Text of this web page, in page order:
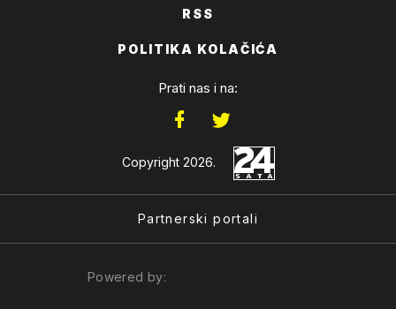
RSS
POLITIKA KOLAČIĆA
Prati nas i na:
Copyright 2026.
Partnerski portali
Powered by: